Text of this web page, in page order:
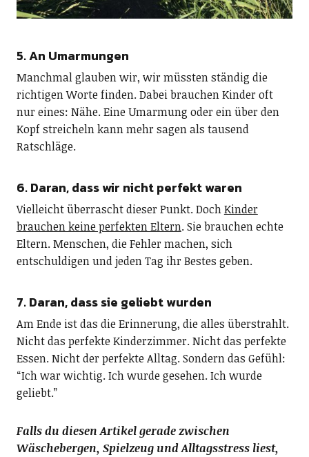
5. An Umarmungen
Manchmal glauben wir, wir müssten ständig die
richtigen Worte finden. Dabei brauchen Kinder oft
nur eines: Nähe. Eine Umarmung oder ein über den
Kopf streicheln kann mehr sagen als tausend
Ratschläge.
6. Daran, dass wir nicht perfekt waren
Vielleicht überrascht dieser Punkt. DochKinder
brauchen keine perfekten Eltern. Sie brauchen echte
Eltern. Menschen, die Fehler machen, sich
entschuldigen und jeden Tag ihr Bestes geben.
7. Daran, dass sie geliebt wurden
Am Ende ist das die Erinnerung, die alles überstrahlt.
Nicht das perfekte Kinderzimmer. Nicht das perfekte
Essen. Nicht der perfekte Alltag. Sondern das Gefühl:
“Ich war wichtig. Ich wurde gesehen. Ich wurde
geliebt.”
Falls du diesen Artikel gerade zwischen
Wäschebergen, Spielzeug und Alltagsstress liest,